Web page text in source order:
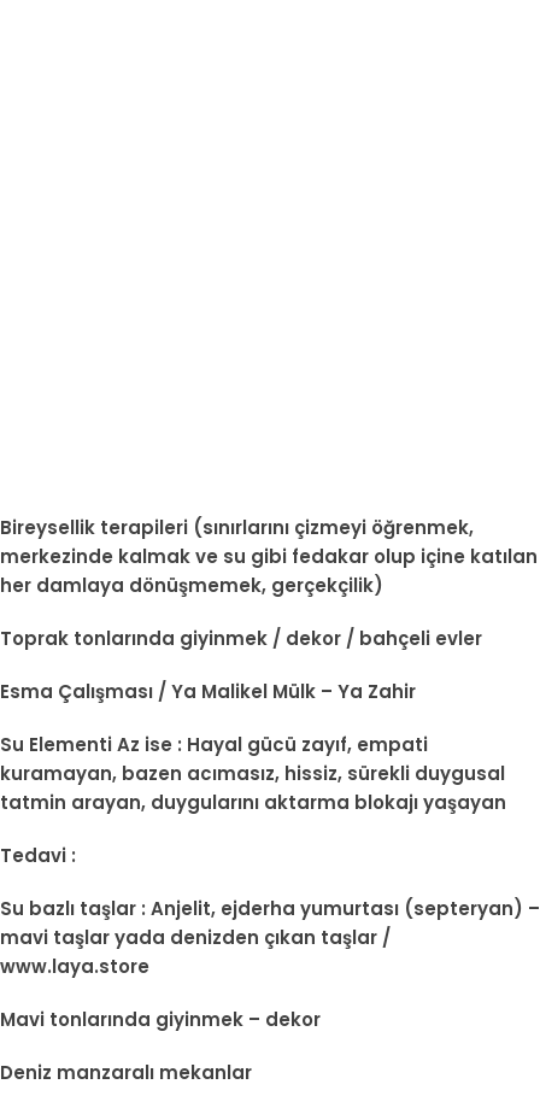
Bireysellik terapileri (sınırlarını çizmeyi öğrenmek,
merkezinde kalmak ve su gibi fedakar olup içine katılan
her damlaya dönüşmemek, gerçekçilik)
Toprak tonlarında giyinmek / dekor / bahçeli evler
Esma Çalışması / Ya Malikel Mülk – Ya Zahir
Su Elementi Az ise : Hayal gücü zayıf, empati
kuramayan, bazen acımasız, hissiz, sürekli duygusal
tatmin arayan, duygularını aktarma blokajı yaşayan
Tedavi :
Su bazlı taşlar : Anjelit, ejderha yumurtası (septeryan) –
mavi taşlar yada denizden çıkan taşlar /
www.laya.store
Mavi tonlarında giyinmek – dekor
Deniz manzaralı mekanlar